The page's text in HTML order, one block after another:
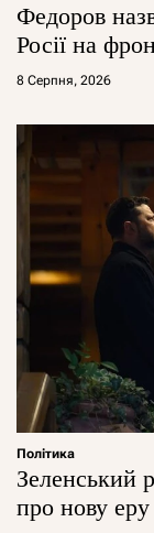
Федоров
Росії на
8 Серпня, 2026
Політика
Зеленський
про нову еру